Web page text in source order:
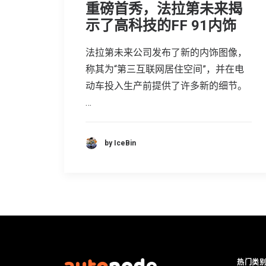
重磅首秀，法拉第未来揭
示了高科技的FF 91内饰
法拉第未来公司发布了新的内饰图像，
称其为“第三互联网居住空间”，并在电
动车投入生产前提供了许多新的细节。
…
by IceBin
热门类别